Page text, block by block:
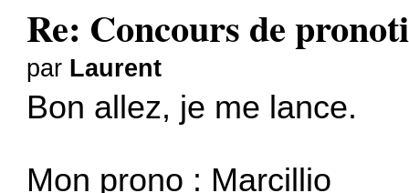
Re: Concours de
par Laurent
Bon allez, je me lance.
Mon prono : Marcillio